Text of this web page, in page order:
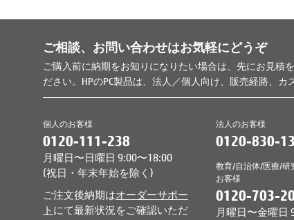
ご相談、お問い合わせはお気軽にどうぞ
ご購入前に納期をお知りになりたい場合は、先にお見積
ださい。HPのPC製品は、法人／個人向け、販売経路、
個人のお客様
0120-111-238
月曜日〜日曜日 9:00〜18:00
(祝日・年末年始を除く)
ご注文後納期はオーダーサポー
ト にて最新状況をご確認いただ
法人のお客様
0120-830-
教育/自治体/医療/研
お客様
0120-703-
月曜日〜金曜日